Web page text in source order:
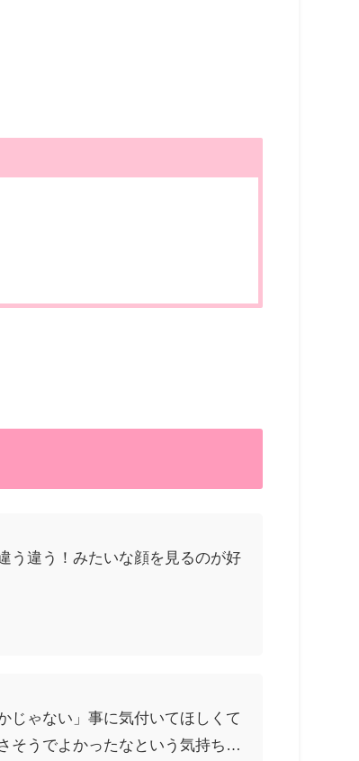
う違う！みたいな顔を見るのが好
じゃない」事に気付いてほしくて
そうでよかったなという気持ち…